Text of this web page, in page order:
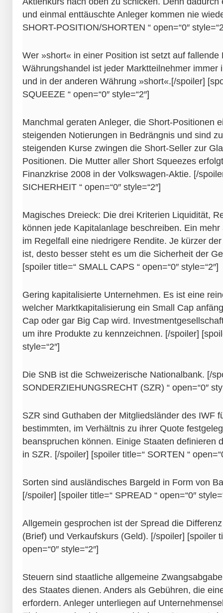
und einmal enttäuschte Anleger kommen nie
SHORT-POSITION/SHORTEN “ open=“0″
Wer »short« in einer Position ist setzt auf fallende
Währungshandel ist jeder Marktteilnehmer immer
und in der anderen Währung »short«.[/spoiler]
SQUEEZE “ open=“0″ style=“2″]
Manchmal geraten Anleger, die Short-Positionen
steigenden Notierungen in Bedrängnis und sind
steigenden Kurse zwingen die Short-Seller zur
Positionen. Die Mutter aller Short Squeezes
Finanzkrise 2008 in der Volkswagen-Aktie. [/
SICHERHEIT “ open=“0″ style=“2″]
Magisches Dreieck: Die drei Kriterien Liquidität,
können jede Kapitalanlage beschreiben. Ein
im Regelfall eine niedrigere Rendite. Je kürzer
ist, desto besser steht es um die Sicherheit der
[spoiler title=“ SMALL CAPS “ open=“0″ style=“2″]
Gering kapitalisierte Unternehmen. Es ist eine
welcher Marktkapitalisierung ein Small Cap
Cap oder gar Big Cap wird.
um ihre Produkte zu kennzeichnen. [/spoiler]
style=“2″]
Die SNB ist die Schweizerische Nationalbank. [/
SONDERZIEHUNGSRECHT (SZR) “ open=“0″
SZR sind Guthaben der Mitgliedsländer des IWF
bestimmten, im Verhältnis zu ihrer Quote
beanspruchen können. Einige Staaten definieren
in SZR. [/spoiler] [spoiler title=“ SORTEN “
Sorten sind ausländisches Bargeld in Form von
[/spoiler] [spoiler title=“ SPREAD “ open=“0″
Allgemein gesprochen ist der Spread die
(Brief) und Verkaufskurs (Geld). [/spoiler] [spoiler
open=“0″ style=“2″]
Steuern sind staatliche allgemeine
des Staates dienen. Anders als Gebühren, die
erfordern. Anleger unterliegen auf